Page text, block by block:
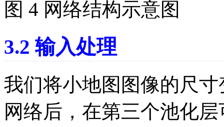
图 4 网络结构示意图
3.2 输入处理
我们将小地图图像的尺
网络后，在第三个池化